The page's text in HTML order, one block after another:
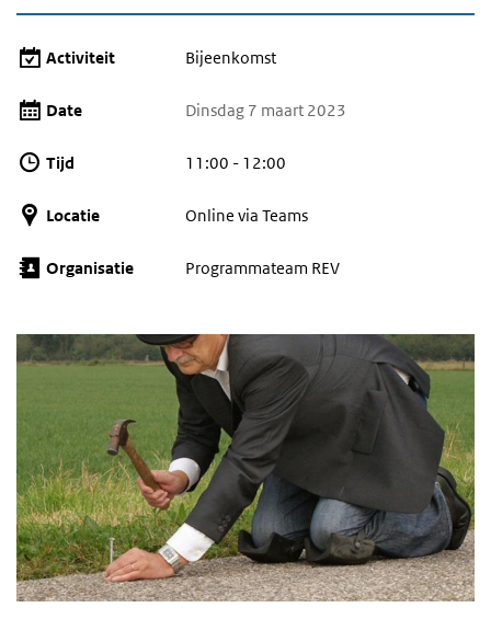
Activiteit Bijeenkomst
Date Dinsdag 7 maart 2023
Tijd 11:00 - 12:00
Locatie Online via Teams
Organisatie Programmateam REV